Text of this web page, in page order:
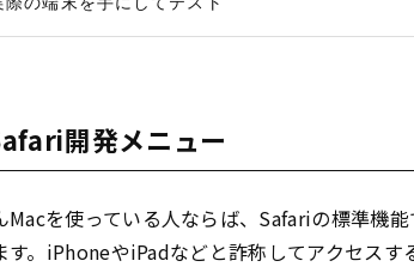
開発メニュー
Macを使っている人ならば、Safariの標準機
す。iPhoneやiPadなどと詐称してアクセスす